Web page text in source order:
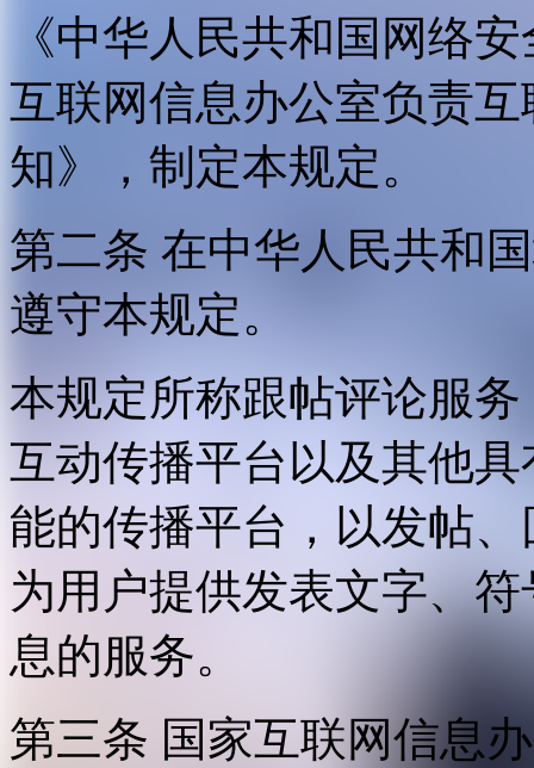
《中华人民共和国网络
互联网信息办公室负责
知》，制定本规定。
第二条 在中华人民共和
遵守本规定。
本规定所称跟帖评论服
互动传播平台以及其他
能的传播平台，以发帖
为用户提供发表文字、
息的服务。
第三条 国家互联网信息